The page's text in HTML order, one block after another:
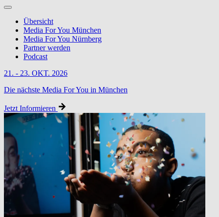
Übersicht
Media For You München
Media For You Nürnberg
Partner werden
Podcast
21. - 23. OKT. 2026
Die nächste Media For You in München
Jetzt Informieren